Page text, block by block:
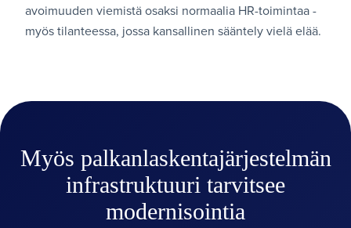
avoimuuden viemistä osaksi normaalia HR-toimintaa -
myös tilanteessa, jossa kansallinen sääntely vielä elää.
Myös palkanlaskentajärjestelmän
infrastruktuuri tarvitsee
modernisointia